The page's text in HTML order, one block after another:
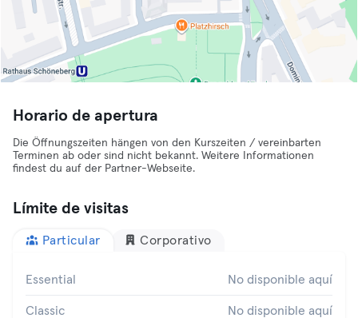
Horario de apertura
Die Öffnungszeiten hängen von den Kurszeiten / vereinbarten
Terminen ab oder sind nicht bekannt. Weitere Informationen
findest du auf der Partner-Webseite.
Límite de visitas
Particular Corporativo
Essential No disponible aquí
Classic No disponible aquí